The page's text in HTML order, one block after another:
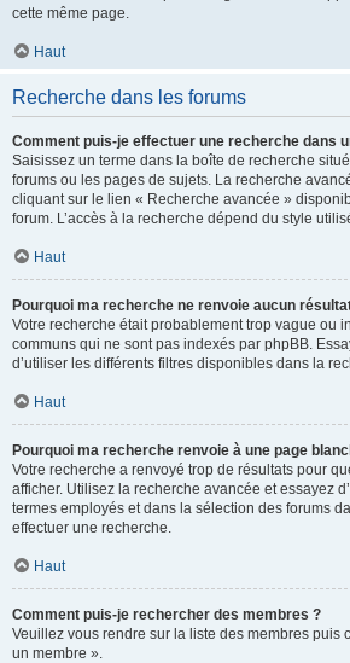
cette même page.
Haut
Recherche dans les forums
Comment puis-je effectuer une recherche dans
Saisissez un terme dans la boîte de recherche
forums ou les pages de sujets. La recherche
cliquant sur le lien « Recherche avancée »
forum. L’accès à la recherche dépend du style
Haut
Pourquoi ma recherche ne renvoie aucun
Votre recherche était probablement trop vague ou
communs qui ne sont pas indexés par phpBB.
d’utiliser les différents filtres disponibles dans la
Haut
Pourquoi ma recherche renvoie à une page
Votre recherche a renvoyé trop de résultats pour
afficher. Utilisez la recherche avancée et essayez
termes employés et dans la sélection des forums
effectuer une recherche.
Haut
Comment puis-je rechercher des membres ?
Veuillez vous rendre sur la liste des membres puis
un membre ».